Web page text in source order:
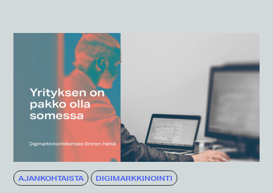
AJANKOHTAISTA DIGIMARKKINOINTI